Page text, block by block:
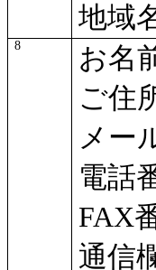
地域
8
お名
ご住
メー
電話
FAX
通信